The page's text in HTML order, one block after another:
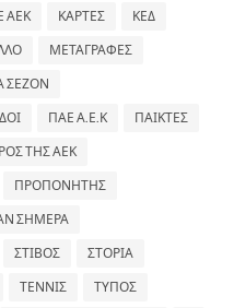
ΑΕΚ ΚΑΡΤΕΣ ΚΕΔ
ΜΕΤΑΓΡΑΦΕΣ
ΣΕΖΟΝ
ΠΑΕ Α.Ε.Κ ΠΑΙΚΤΕΣ
ΤΗΣ ΑΕΚ
ΠΡΟΠΟΝΗΤΗΣ
ΣΗΜΕΡΑ
ΣΤΙΒΟΣ ΣΤΟΡΙΑ
ΤΕΝΝΙΣ ΤΥΠΟΣ